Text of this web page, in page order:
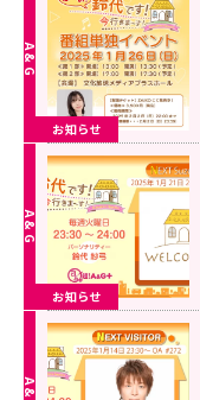
お知らせ
お知らせ